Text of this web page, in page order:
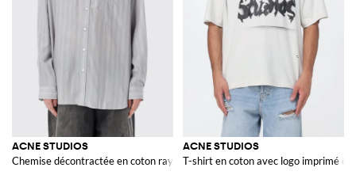
ACNE STUDIOS
Chemise décontractée en coton rayé
ACNE STUDIOS
T-shirt en coton avec logo imprimé et